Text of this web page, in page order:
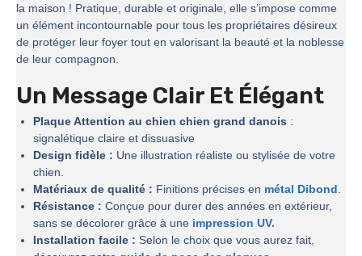
la maison ! Pratique, durable et originale, elle s’impose comme
un élément incontournable pour tous les propriétaires désireux
de protéger leur foyer tout en valorisant la beauté et la noblesse
de leur compagnon.
Un Message Clair Et Élégant
Plaque Attention au chien chien grand danois :
signalétique claire et dissuasive
Design fidèle : Une illustration réaliste ou stylisée de votre
chien.
Matériaux de qualité : Finitions précises en métal Dibond.
Résistance : Conçue pour durer des années en extérieur,
sans se décolorer grâce à une impression UV.
Installation facile : Selon le choix que vous aurez fait,